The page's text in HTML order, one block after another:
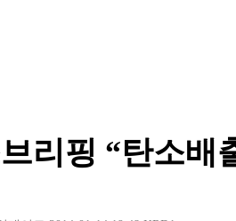
리핑 “탄소배